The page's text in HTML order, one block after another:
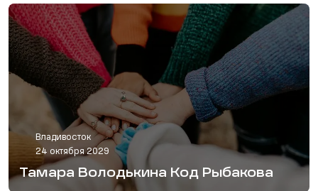
Владивосток
24 октября 2029
Тамара Володькина Код Рыбакова